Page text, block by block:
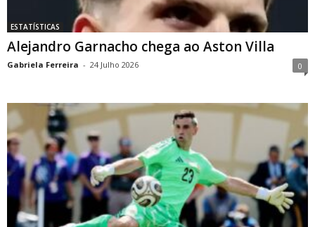
ESTATÍSTICAS
Alejandro Garnacho chega ao Aston Villa
Gabriela Ferreira - 24 Julho 2026 0